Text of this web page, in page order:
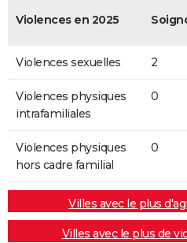
Violences en 2025
Violences sexuelles 2
Violences physiques
intrafamiliales
0
Violences physiques
hors cadre familial
0
Villes avec le plus
Villes avec le plus de